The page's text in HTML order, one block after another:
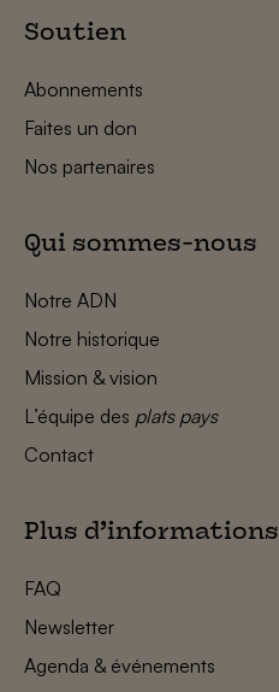
Soutien
Abonnements
Faites un don
Nos partenaires
Qui sommes-nous
Notre ADN
Notre historique
Mission & vision
L’équipe des plats pays
Contact
Plus d’informations
FAQ
Newsletter
Agenda & événements